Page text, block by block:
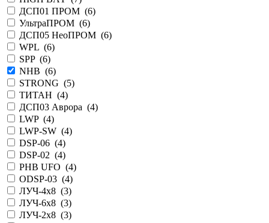
ДСП01 ПРОМ (6)
УльтраПРОМ (6)
ДСП05 НеоПРОМ (6)
WPL (6)
SPP (6)
NHB (6)
STRONG (5)
ТИТАН (4)
ДСП03 Аврора (4)
LWP (4)
LWP-SW (4)
DSP-06 (4)
DSP-02 (4)
PHB UFO (4)
ODSP-03 (4)
ЛУЧ-4х8 (3)
ЛУЧ-6х8 (3)
ЛУЧ-2х8 (3)